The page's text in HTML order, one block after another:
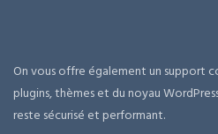
On vous offre également un support
plugins, thèmes et du noyau
reste sécurisé et performant.